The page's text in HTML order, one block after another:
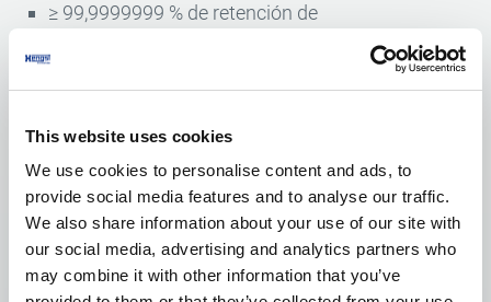
This website uses cookies
We use cookies to personalise content and ads, to
provide social media features and to analyse our traffic.
We also share information about your use of our site with
our social media, advertising and analytics partners who
may combine it with other information that you’ve
≥ 99,9999999 % de retención de
microorganismos para aplicaciones de aire y
elevado con un consumo de energía mínimo.
Los materiales robustos permiten varios ciclos
de esterilización y reducen así la frecuencia de
sustitución.
Resiste la entrada de humedad, lo que garantiza
un rendimiento constante a lo largo del tiempo.